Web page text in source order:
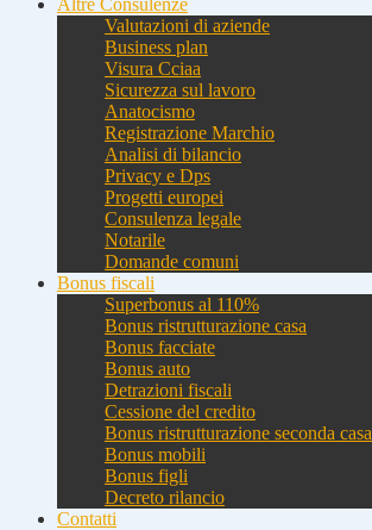
Altre Consulenze
Valutazioni di aziende
Business plan
Visura Cciaa
Sicurezza sul lavoro
Anatocismo
Registrazione Marchio
Analisi di bilancio
Privacy e Dps
Progetti europei
Consulenza legale
Notarile
Domande comuni
Bonus fiscali
Superbonus al 110%
Bonus ristrutturazione casa
Bonus facciate
Bonus auto
Detrazioni fiscali
Cessione del credito
Bonus ristrutturazione seconda casa
Bonus mobili
Bonus figli
Decreto rilancio
Contatti